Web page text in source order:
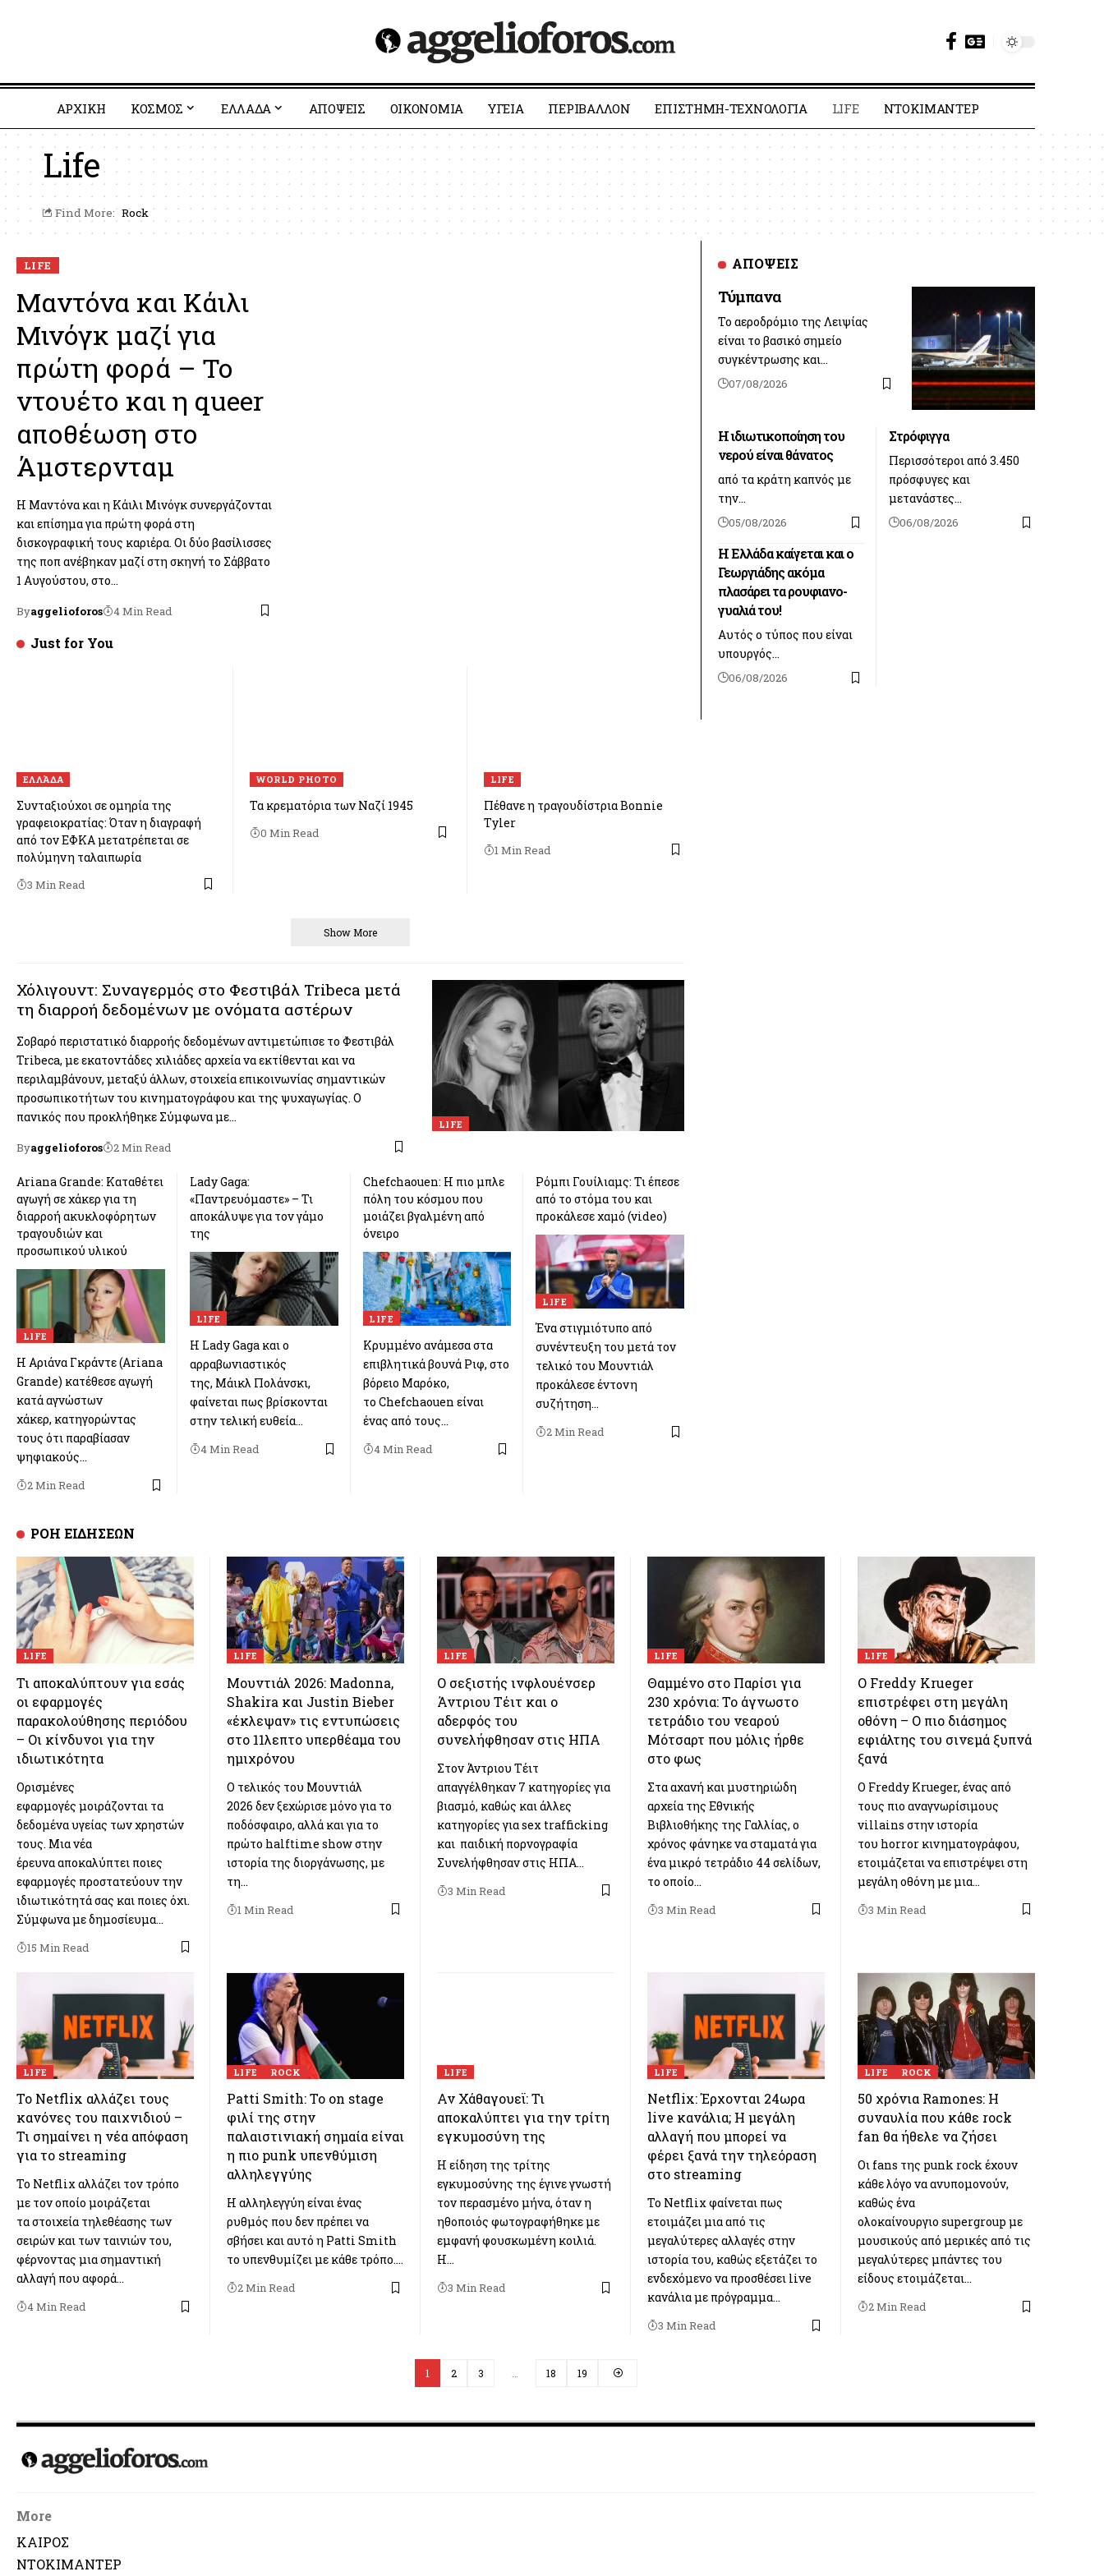
ΑΡΧΙΚΗ ΚΟΣΜΟΣ EΛΛΑΔΑ ΑΠΟΨΕΙΣ ΟΙΚΟΝΟΜΙΑ YΓΕΙΑ ΠΕΡΙΒΑΛΛΟΝ ΕΠΙΣΤΗΜΗ-ΤΕΧΝΟΛΟΓΙΑ LIFE ΝΤΟΚΙΜΑΝΤΕΡ
Life
Find More: Rock
LIFE
Μαντόνα και Κάιλι
Μινόγκ μαζί για
πρώτη φορά – Το
ντουέτο και η queer
αποθέωση στο
Άμστερνταμ
Η Μαντόνα και η Κάιλι Μινόγκ συνεργάζονται
και επίσημα για πρώτη φορά στη
δισκογραφική τους καριέρα. Οι δύο βασίλισσες
της ποπ ανέβηκαν μαζί στη σκηνή το Σάββατο
1 Αυγούστου, στο…
Byaggelioforos 4 Min Read
Just for You
ΕΛΛΆΔΑ
Συνταξιούχοι σε ομηρία της
γραφειοκρατίας: Όταν η διαγραφή
από τον ΕΦΚΑ μετατρέπεται σε
πολύμηνη ταλαιπωρία
3 Min Read
WORLD PHOTO
Τα κρεματόρια των Ναζί 1945
0 Min Read
LIFE
Πέθανε η τραγουδίστρια Bonnie
Tyler
1 Min Read
Show More
LIFE
Χόλιγουντ: Συναγερμός στο Φεστιβάλ Tribeca μετά
τη διαρροή δεδομένων με ονόματα αστέρων
Σοβαρό περιστατικό διαρροής δεδομένων αντιμετώπισε το Φεστιβάλ
Tribeca, με εκατοντάδες χιλιάδες αρχεία να εκτίθενται και να
περιλαμβάνουν, μεταξύ άλλων, στοιχεία επικοινωνίας σημαντικών
προσωπικοτήτων του κινηματογράφου και της ψυχαγωγίας. Ο
πανικός που προκλήθηκε Σύμφωνα με…
Byaggelioforos 2 Min Read
Ariana Grande: Καταθέτει
αγωγή σε χάκερ για τη
διαρροή ακυκλοφόρητων
τραγουδιών και
προσωπικού υλικού
LIFE
Η Αριάνα Γκράντε (Ariana
Grande) κατέθεσε αγωγή
κατά αγνώστων
χάκερ, κατηγορώντας
τους ότι παραβίασαν
ψηφιακούς…
2 Min Read
Lady Gaga:
«Παντρευόμαστε» – Τι
αποκάλυψε για τον γάμο
της
LIFE
Η Lady Gaga και ο
αρραβωνιαστικός
της, Μάικλ Πολάνσκι,
φαίνεται πως βρίσκονται
στην τελική ευθεία…
4 Min Read
Chefchaouen: Η πιο μπλε
πόλη του κόσμου που
μοιάζει βγαλμένη από
όνειρο
LIFE
Κρυμμένο ανάμεσα στα
επιβλητικά βουνά Ριφ, στο
βόρειο Μαρόκο,
το Chefchaouen είναι
ένας από τους…
4 Min Read
Ρόμπι Γουίλιαμς: Τι έπεσε
από το στόμα του και
προκάλεσε χαμό (video)
LIFE
Ένα στιγμιότυπο από
συνέντευξη του μετά τον
τελικό του Μουντιάλ
προκάλεσε έντονη
συζήτηση…
2 Min Read
ΑΠΟΨΕΙΣ
Τύμπανα
Το αεροδρόμιο της Λειψίας
είναι το βασικό σημείο
συγκέντρωσης και…
07/08/2026
Η ιδιωτικοποίηση του
νερού είναι θάνατος
από τα κράτη καπνός με
την…
05/08/2026
Στρόφιγγα
Περισσότεροι από 3.450
πρόσφυγες και
μετανάστες…
06/08/2026
H Ελλάδα καίγεται και ο
Γεωργιάδης ακόμα
πλασάρει τα ρουφιανο-
γυαλιά του!
Αυτός ο τύπος που είναι
υπουργός…
06/08/2026
ΡΟΗ ΕΙΔΗΣΕΩΝ
LIFE
Τι αποκαλύπτουν για εσάς
οι εφαρμογές
παρακολούθησης περιόδου
– Οι κίνδυνοι για την
ιδιωτικότητα
Ορισμένες
εφαρμογές μοιράζονται τα
δεδομένα υγείας των χρηστών
τους. Μια νέα
έρευνα αποκαλύπτει ποιες
εφαρμογές προστατεύουν την
ιδιωτικότητά σας και ποιες όχι.
Σύμφωνα με δημοσίευμα…
15 Min Read
LIFE
Μουντιάλ 2026: Madonna,
Shakira και Justin Bieber
«έκλεψαν» τις εντυπώσεις
στο 11λεπτο υπερθέαμα του
ημιχρόνου
Ο τελικός του Μουντιάλ
2026 δεν ξεχώρισε μόνο για το
ποδόσφαιρο, αλλά και για το
πρώτο halftime show στην
ιστορία της διοργάνωσης, με
τη…
1 Min Read
LIFE
Ο σεξιστής ινφλουένσερ
Άντριου Τέιτ και ο
αδερφός του
συνελήφθησαν στις ΗΠΑ
Στον Άντριου Τέιτ
απαγγέλθηκαν 7 κατηγορίες για
βιασμό, καθώς και άλλες
κατηγορίες για sex trafficking
και παιδική πορνογραφία
Συνελήφθησαν στις ΗΠΑ…
3 Min Read
LIFE
Θαμμένο στο Παρίσι για
230 χρόνια: Το άγνωστο
τετράδιο του νεαρού
Μότσαρτ που μόλις ήρθε
στο φως
Στα αχανή και μυστηριώδη
αρχεία της Εθνικής
Βιβλιοθήκης της Γαλλίας, ο
χρόνος φάνηκε να σταματά για
ένα μικρό τετράδιο 44 σελίδων,
το οποίο…
3 Min Read
LIFE
Ο Freddy Krueger
επιστρέφει στη μεγάλη
οθόνη – Ο πιο διάσημος
εφιάλτης του σινεμά ξυπνά
ξανά
Ο Freddy Krueger, ένας από
τους πιο αναγνωρίσιμους
villains στην ιστορία
του horror κινηματογράφου,
ετοιμάζεται να επιστρέψει στη
μεγάλη οθόνη με μια…
3 Min Read
LIFE
Το Netflix αλλάζει τους
κανόνες του παιχνιδιού –
Τι σημαίνει η νέα απόφαση
για το streaming
Το Netflix αλλάζει τον τρόπο
με τον οποίο μοιράζεται
τα στοιχεία τηλεθέασης των
σειρών και των ταινιών του,
φέρνοντας μια σημαντική
αλλαγή που αφορά…
4 Min Read
LIFE ROCK
Patti Smith: Το on stage
φιλί της στην
παλαιστινιακή σημαία είναι
η πιο punk υπενθύμιση
αλληλεγγύης
Η αλληλεγγύη είναι ένας
ρυθμός που δεν πρέπει να
σβήσει και αυτό η Patti Smith
το υπενθυμίζει με κάθε τρόπο.…
2 Min Read
LIFE
Αν Χάθαγουεϊ: Τι
αποκαλύπτει για την τρίτη
εγκυμοσύνη της
Η είδηση της τρίτης
εγκυμοσύνης της έγινε γνωστή
τον περασμένο μήνα, όταν η
ηθοποιός φωτογραφήθηκε με
εμφανή φουσκωμένη κοιλιά.
Η…
3 Min Read
LIFE
Netflix: Έρχονται 24ωρα
live κανάλια; Η μεγάλη
αλλαγή που μπορεί να
φέρει ξανά την τηλεόραση
στο streaming
Το Netflix φαίνεται πως
ετοιμάζει μια από τις
μεγαλύτερες αλλαγές στην
ιστορία του, καθώς εξετάζει το
ενδεχόμενο να προσθέσει live
κανάλια με πρόγραμμα…
3 Min Read
LIFE ROCK
50 χρόνια Ramones: Η
συναυλία που κάθε rock
fan θα ήθελε να ζήσει
Οι fans της punk rock έχουν
κάθε λόγο να ανυπομονούν,
καθώς ένα
ολοκαίνουργιο supergroup με
μουσικούς από μερικές από τις
μεγαλύτερες μπάντες του
είδους ετοιμάζεται…
2 Min Read
1 2 3 … 18 19
More
ΚΑΙΡΟΣ
ΝΤΟΚΙΜΑΝΤΕΡ